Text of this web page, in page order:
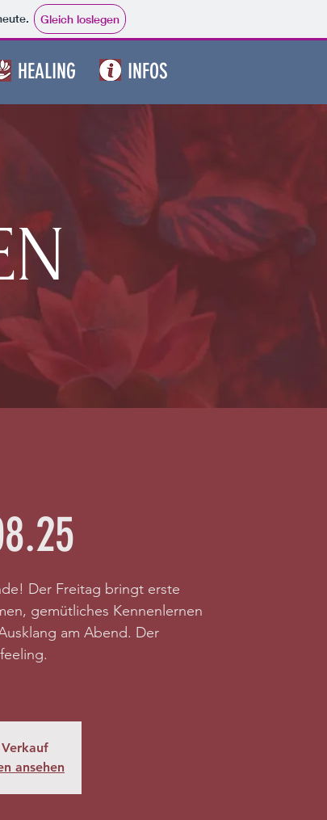
Gleich loslegen
HEALING INFOS
Der Freitag bringt erste
gemütliches Kennenlernen
am Abend. Der
ansehen